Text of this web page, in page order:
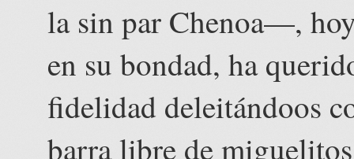
la sin par Chenoa—,
en su bondad, ha
fidelidad deleitándoos
barra libre de